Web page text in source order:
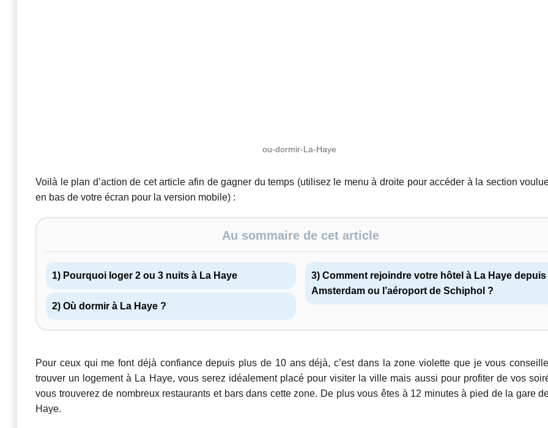
ou-dormir-La-Haye
Voilà le plan d’action de cet article afin de gagner du temps (utilisez le menu à droite pour accéder à la section
en bas de votre écran pour la version mobile) :
Au sommaire de cet article
1) Pourquoi loger 2 ou 3 nuits à La Haye
2) Où dormir à La Haye ?
3) Comment rejoindre votre hôtel à La Haye depuis
Amsterdam ou l’aéroport de Schiphol ?
Pour ceux qui me font déjà confiance depuis plus de 10 ans déjà, c’est dans la zone violette que je vous
trouver un logement à La Haye, vous serez idéalement placé pour visiter la ville mais aussi pour profiter de vos
vous trouverez de nombreux restaurants et bars dans cette zone. De plus vous êtes à 12 minutes à pied de la gare
Haye.